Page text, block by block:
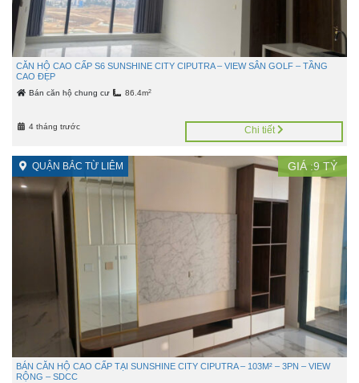
CĂN HỘ CAO CẤP S6 SUNSHINE CITY CIPUTRA – VIEW SÂN GOLF – TẦNG
CAO ĐẸP
Bán căn hộ chung cư 86.4m2
4 tháng trước Chi tiết
QUẬN BẮC TỪ LIÊM GIÁ :9 TỶ
BÁN CĂN HỘ CAO CẤP TẠI SUNSHINE CITY CIPUTRA – 103M² – 3PN – VIEW
RỘNG – SDCC